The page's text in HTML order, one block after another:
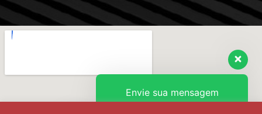
Envie sua mensagem